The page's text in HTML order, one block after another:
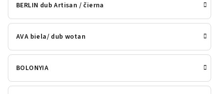
BERLIN dub Artisan / čierna
AVA biela/ dub wotan
BOLONYIA